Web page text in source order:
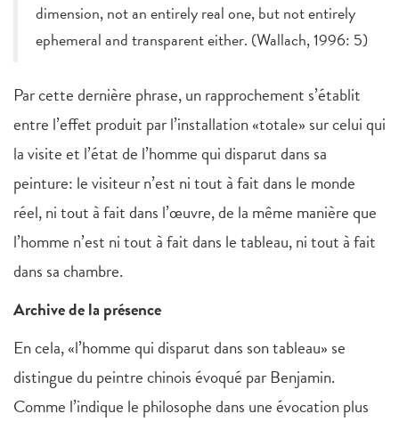
dimension, not an entirely real one, but not entirely
ephemeral and transparent either. (Wallach, 1996: 5)
Par cette dernière phrase, un rapprochement s’établit
entre l’effet produit par l’installation «totale» sur celui qui
la visite et l’état de l’homme qui disparut dans sa
peinture: le visiteur n’est ni tout à fait dans le monde
réel, ni tout à fait dans l’œuvre, de la même manière que
l’homme n’est ni tout à fait dans le tableau, ni tout à fait
dans sa chambre.
Archive de la présence
En cela, «l’homme qui disparut dans son tableau» se
distingue du peintre chinois évoqué par Benjamin.
Comme l’indique le philosophe dans une évocation plus